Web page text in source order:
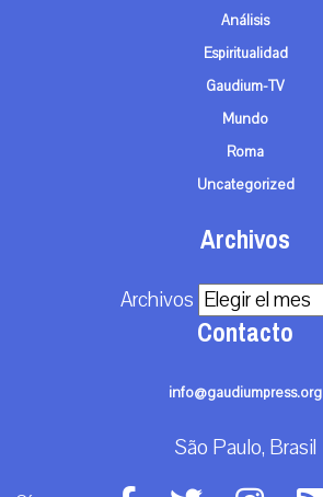
Análisis
Espiritualidad
Gaudium-TV
Mundo
Roma
Uncategorized
Archivos
Archivos
Contacto
info@gaudiumpress.org
São Paulo, Brasil